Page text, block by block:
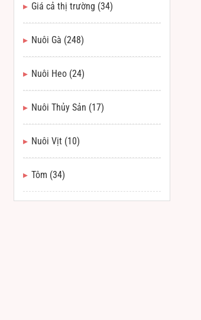
Giá cả thị trường (34)
Nuôi Gà (248)
Nuôi Heo (24)
Nuôi Thủy Sản (17)
Nuôi Vịt (10)
Tôm (34)